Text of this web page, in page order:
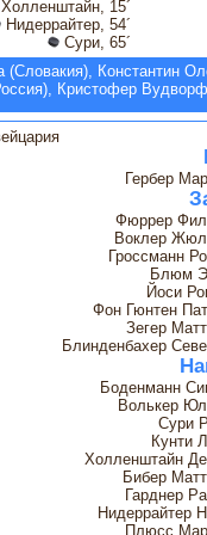
Холленштайн, 15´
Нидеррайтер, 54´
Сури, 65´
Константин
Кристофер
Гербер
Фюррер
Воклер
Гроссманн
Блюм
Йоси
Фон Гюнтен
Зегер
Блинденбахер
Боденманн
Волькер
Сури
Кунти
Холленштайн
Бибер
Гарднер
Нидеррайтер
Плюсс